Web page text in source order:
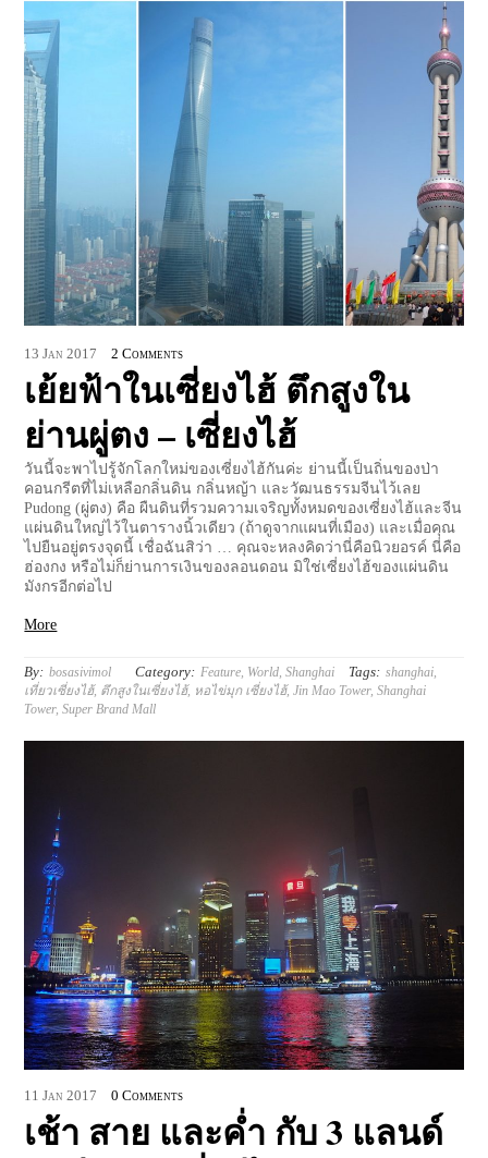
13 Jan 2017 2 Comments
เย้ยฟ้าในเซี่ยงไฮ้ ตึกสูงใน
ย่านผู่ตง – เซี่ยงไฮ้
วันนี้จะพาไปรู้จักโลกใหม่ของเซี่ยงไฮ้กันค่ะ ย่านนี้เป็นถิ่นของป่า
คอนกรีตที่ไม่เหลือกลิ่นดิน กลิ่นหญ้า และวัฒนธรรมจีนไว้เลย
Pudong (ผู่ตง) คือ ผืนดินที่รวมความเจริญทั้งหมดของเซี่ยงไฮ้และจีน
แผ่นดินใหญ่ไว้ในตารางนิ้วเดียว (ถ้าดูจากแผนที่เมือง) และเมื่อคุณ
ไปยืนอยู่ตรงจุดนี้ เชื่อฉันสิว่า … คุณจะหลงคิดว่านี่คือนิวยอรค์ นี่คือ
ฮ่องกง หรือไม่ก็ย่านการเงินของลอนดอน มิใช่เซี่ยงไฮ้ของแผ่นดิน
มังกรอีกต่อไป
More
By: bosasivimol Category: Feature, World,Shanghai Tags: shanghai,
เที่ยวเซี่ยงไฮ้, ตึกสูงในเซี่ยงไฮ้, หอไข่มุก เซี่ยงไฮ้,Jin Mao Tower,Shanghai
Tower,Super Brand Mall
11 Jan 2017 0 Comments
เช้า สาย และค่ำ กับ 3 แลนด์